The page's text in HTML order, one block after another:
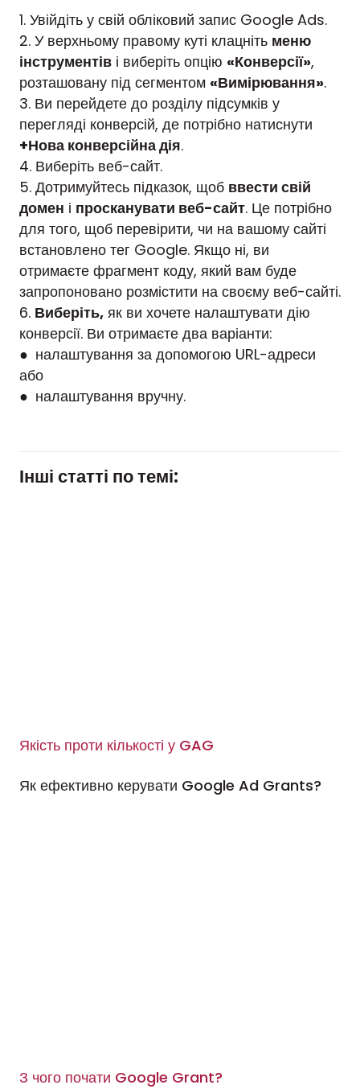
1. Увійдіть у свій обліковий запис Google Ads.
2. У верхньому правому куті клацніть меню
інструментів і виберіть опцію «Конверсії»,
розташовану під сегментом «Вимірювання».
3. Ви перейдете до розділу підсумків у
перегляді конверсій, де потрібно натиснути
+Нова конверсійна дія.
4. Виберіть веб-сайт.
5. Дотримуйтесь підказок, щоб ввести свій
домен і просканувати веб-сайт. Це потрібно
для того, щоб перевірити, чи на вашому сайті
встановлено тег Google. Якщо ні, ви
отримаєте фрагмент коду, який вам буде
запропоновано розмістити на своєму веб-сайті.
6. Виберіть, як ви хочете налаштувати дію
конверсії. Ви отримаєте два варіанти:
● налаштування за допомогою URL-адреси
або
● налаштування вручну.
Інші статті по темі:
Якість проти кількості у GAG
Як ефективно керувати Google Ad Grants?
З чого почати Google Grant?